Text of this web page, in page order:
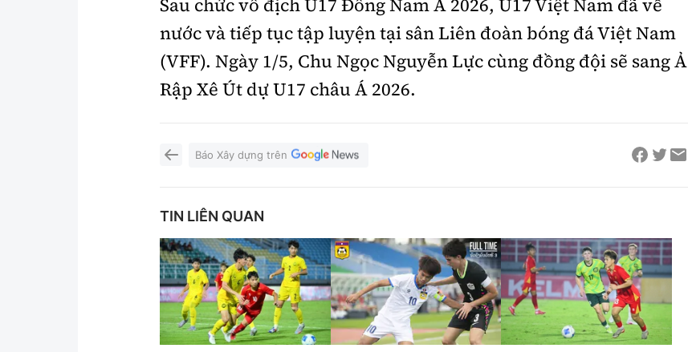
nước và tiếp tục tập luyện tại sân Liên đoàn bóng đá Việt Nam
(VFF). Ngày 1/5, Chu Ngọc Nguyễn Lực cùng đồng đội sẽ sang Ả
Rập Xê Út dự U17 châu Á 2026.
Báo Xây dựng trên
TIN LIÊN QUAN